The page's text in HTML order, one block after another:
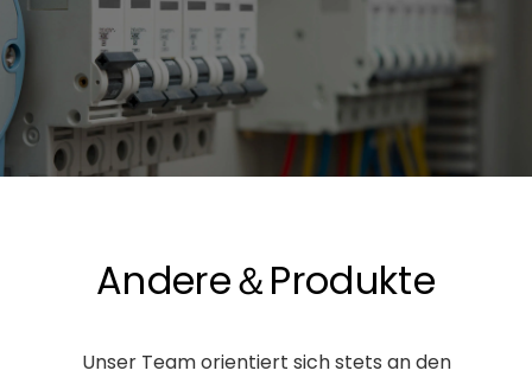
Andere＆Produkte
Unser Team orientiert sich stets an den